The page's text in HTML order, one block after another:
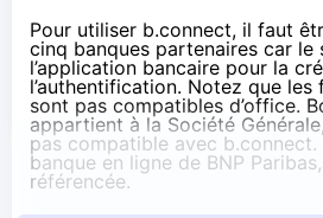
Pour utiliser b.connect, il faut
cinq banques partenaires car le
l’application bancaire pour la
l’authentification. Notez que les
sont pas compatibles d’office.
appartient à la Société
pas compatible avec b.connect.
banque en ligne de BNP
référencée.